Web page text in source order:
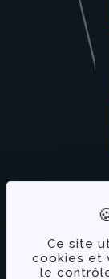
Ce site
cookies et
le